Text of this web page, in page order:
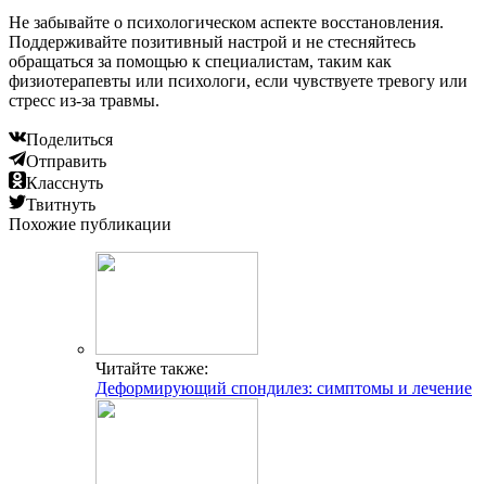
Не забывайте о психологическом аспекте восстановления.
Поддерживайте позитивный настрой и не стесняйтесь
обращаться за помощью к специалистам, таким как
физиотерапевты или психологи, если чувствуете тревогу или
стресс из-за травмы.
Поделиться
Отправить
Класснуть
Твитнуть
Похожие публикации
Читайте также:
Деформирующий спондилез: симптомы и лечение